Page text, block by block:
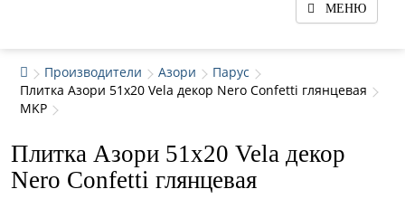
МЕНЮ
Производители Азори
Парус
Плитка Азори 51x20 Vela декор Nero Confetti глянцевая
MKP
Плитка Азори 51x20 Vela декор
Nero Confetti глянцевая